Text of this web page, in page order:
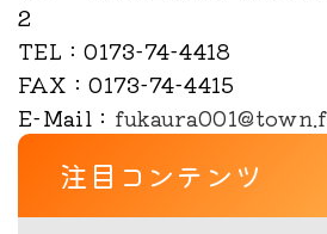
2
TEL ：0173-74-4418
FAX ：0173-74-4415
E-Mail ：
注目コンテンツ